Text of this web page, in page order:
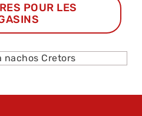
POUR LES